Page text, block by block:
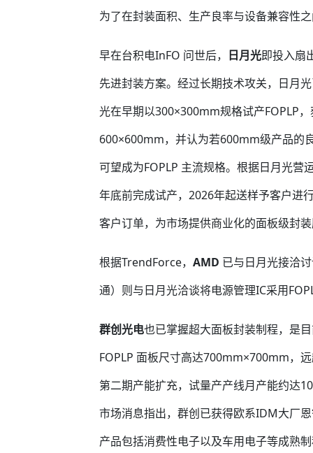
为了在封装面积、生产良率与设备兼容性
早在台积电InFO 问世后， 日月光即投入扇
先进封装方案。经过长期技术攻关，日月
光在早期以300×300mm规格试产FOPLP
600×600mm，并认为若600mm级产品的
可望成为FOPLP 主流规格。根据日月光
年底前完成试产，2026年起送样予客户进
客户订单，为市场提供商业化的面板级封
根据TrendForce， AMD 已与日月光接洽
通）则与日月光洽谈将电源管理IC采用
群创光电也已掌握超大面板封装制程，是
FOPLP 面板尺寸高达700mm×700mm，
第二期产能扩充，试量产产线月产能约达
市场消息指出，群创已获得欧系IDM大厂
产品包括消费性电子以及车用电子等成熟